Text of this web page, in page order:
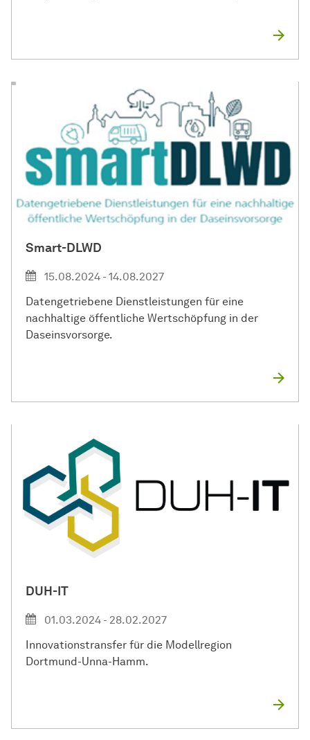
Smart-DLWD
15.08.2024 - 14.08.2027
Datengetriebene Dienstleistungen für eine
nachhaltige öffentliche Wertschöpfung in der
Daseinsvorsorge.
DUH-IT
01.03.2024 - 28.02.2027
Innovationstransfer für die Modellregion
Dortmund-Unna-Hamm.